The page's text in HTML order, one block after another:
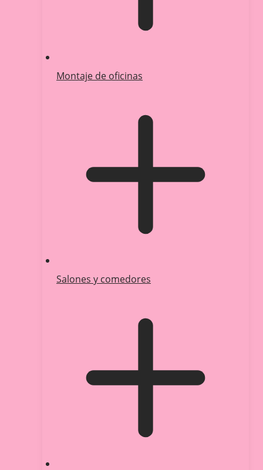
Montaje de oficinas
Salones y comedores